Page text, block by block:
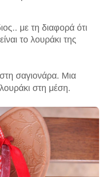
με τη διαφορά ότι
το λουράκι της
σαγιονάρα. Μια
στη μέση.